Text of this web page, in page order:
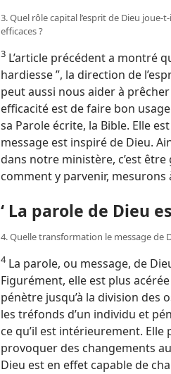
3. Quel rôle capital l’esprit de Dieu
efficaces ?
3 L’article précédent a montré
hardiesse ”, la direction de
peut aussi nous aider à
efficacité est de faire bon
sa Parole écrite, la Bible. Elle
message est inspiré de Dieu.
dans notre ministère, c’est
comment y parvenir,
‘ La parole de Dieu
4. Quelle transformation le message de
4La parole, ou message, de
Figurément, elle est plus
pénètre jusqu’à la division des
les tréfonds d’un individu et
ce qu’il est intérieurement.
provoquer des changements
Dieu est en effet capable de